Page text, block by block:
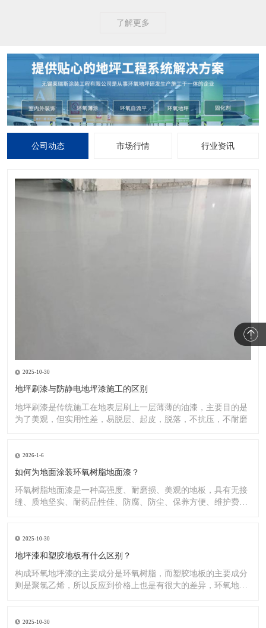
了解更多
公司动态 市场行情 行业资讯
2025-10-30
地坪刷漆与防静电地坪漆施工的区别
地坪刷漆是传统施工在地表层刷上一层薄薄的油漆，主要目的是
为了美观，但实用性差，易脱层、起皮，脱落，不抗压，不耐磨
2026-1-6
如何为地面涂装环氧树脂地面漆？
环氧树脂地面漆是一种高强度、耐磨损、美观的地板，具有无接
缝、质地坚实、耐药品性佳、防腐、防尘、保养方便、维护费用
2025-10-30
地坪漆和塑胶地板有什么区别？
构成环氧地坪漆的主要成分是环氧树脂，而塑胶地板的主要成分
则是聚氯乙烯，所以反应到价格上也是有很大的差异，环氧地坪
2025-10-30